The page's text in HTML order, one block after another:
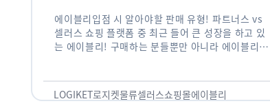
에이블리입점 시 알아야할 판매 유형! 파트너스 vs
셀러스 쇼핑 플랫폼 중 최근 들어 큰 성장을 하고 있
는 에이블리! 구매하는 분들뿐만 아니라 에이블리에
LOGIKET로지켓물류셀러스쇼핑몰에이블리